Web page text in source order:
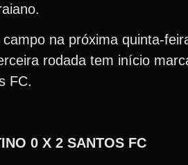
na próxima quinta-
rodada tem início
FC.
0 X 2 SANTOS FC